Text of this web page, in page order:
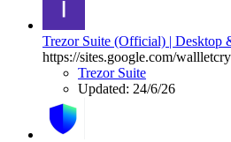
Trezor Suite (Official) | Desktop
https://sites.google.com/
Trezor Suite
Updated: 24/6/26